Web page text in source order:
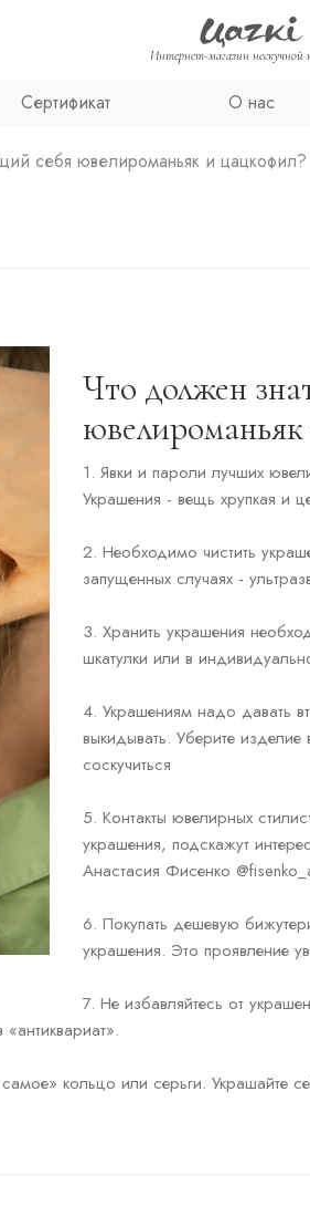
Интернет-магазин нескучной
Сертификат О нас
себя ювелироманьяк и цацкофил?
Что должен
1. Явки и пароли лучших
Украшения - вещь хрупкая и
2. Необходимо чистить
запущенных случаях -
3. Хранить украшения
шкатулки или в
4. Украшениям надо давать
выкидывать. Уберите
соскучиться
5. Контакты ювелирных
украшения, подскажут
Анастасия Фисенко
6. Покупать дешевую
украшения. Это проявление
7. Не избавляйтесь от
кольцо или серьги. Украшайте